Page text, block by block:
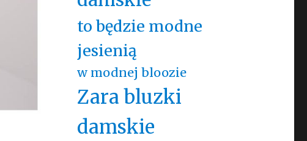
to będzie modne
jesienią
w modnej bloozie
Zara bluzki
damskie